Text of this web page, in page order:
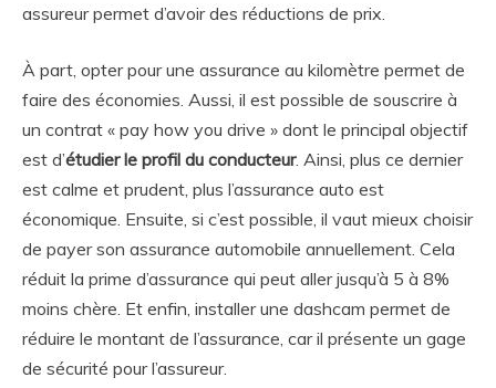
assureur permet d’avoir des réductions de prix.
À part, opter pour une assurance au kilomètre permet de
faire des économies. Aussi, il est possible de souscrire à
un contrat « pay how you drive » dont le principal objectif
est d’étudier le profil du conducteur. Ainsi, plus ce dernier
est calme et prudent, plus l’assurance auto est
économique. Ensuite, si c’est possible, il vaut mieux choisir
de payer son assurance automobile annuellement. Cela
réduit la prime d’assurance qui peut aller jusqu’à 5 à 8%
moins chère. Et enfin, installer une dashcam permet de
réduire le montant de l’assurance, car il présente un gage
de sécurité pour l’assureur.